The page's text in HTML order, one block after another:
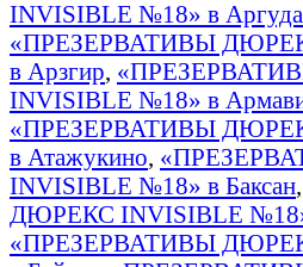
INVISIBLE №18» в
«ПРЕЗЕРВАТИВЫ
в Арзгир,
INVISIBLE №18» в
«ПРЕЗЕРВАТИВЫ
в Атажукино,
INVISIBLE №18» в Баксан,
ДЮРЕКС INVISIBLE №18»
«ПРЕЗЕРВАТИВЫ